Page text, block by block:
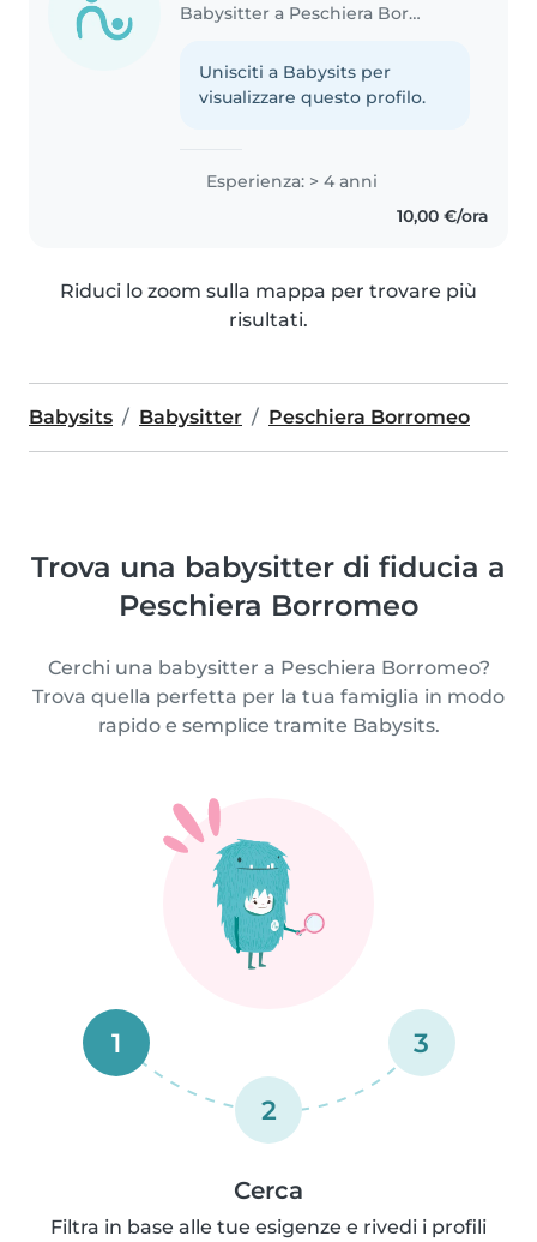
Babysitter a Peschiera Borromeo
Unisciti a Babysits per
visualizzare questo profilo.
Esperienza: > 4 anni
10,00 €/ora
Riduci lo zoom sulla mappa per trovare più
risultati.
Babysits Babysitter Peschiera Borromeo
Trova una babysitter di fiducia a
Peschiera Borromeo
Cerchi una babysitter a Peschiera Borromeo?
Trova quella perfetta per la tua famiglia in modo
rapido e semplice tramite Babysits.
1
2
3
Cerca
Filtra in base alle tue esigenze e rivedi i profili